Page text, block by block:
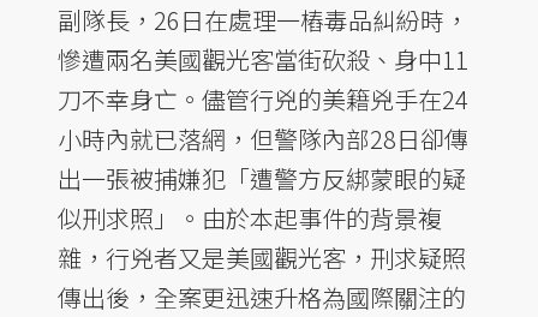
副隊長，26日在處理一樁毒品糾紛時，
慘遭兩名美國觀光客當街砍殺、身中11
刀不幸身亡。儘管行兇的美籍兇手在24
小時內就已落網，但警隊內部28日卻傳
出一張被捕嫌犯「遭警方反綁蒙眼的疑
似刑求照」。由於本起事件的背景複
雜，行兇者又是美國觀光客，刑求疑照
傳出後，全案更迅速升格為國際關注的